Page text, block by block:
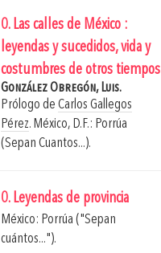
0. Las calles de México :
leyendas y sucedidos, vida y
costumbres de otros tiempos
González Obregón, Luis.
Prólogo de Carlos Gallegos
Pérez. México, D.F.: Porrúa
(Sepan Cuantos...).
0. Leyendas de provincia
México: Porrúa ("Sepan
cuántos...").